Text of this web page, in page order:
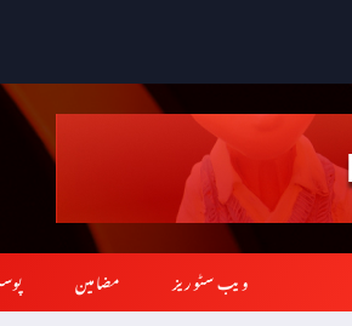
مضامین ویب سٹوریز